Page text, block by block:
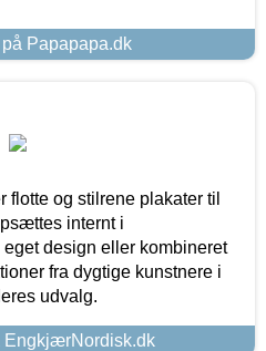
Papapapa.dk
og stilrene plakater til
internt i
design eller kombineret
fra dygtige kunstnere i
udvalg.
EngkjærNordisk.dk